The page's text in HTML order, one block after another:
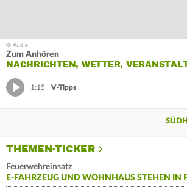
Zum Anhören
NACHRICHTEN, WETTER,
1:15 V-Tipps
THEMEN-TICKER
Feuerwehreinsatz
E-FAHRZEUG UND WOHNHAUS STEHEN IN